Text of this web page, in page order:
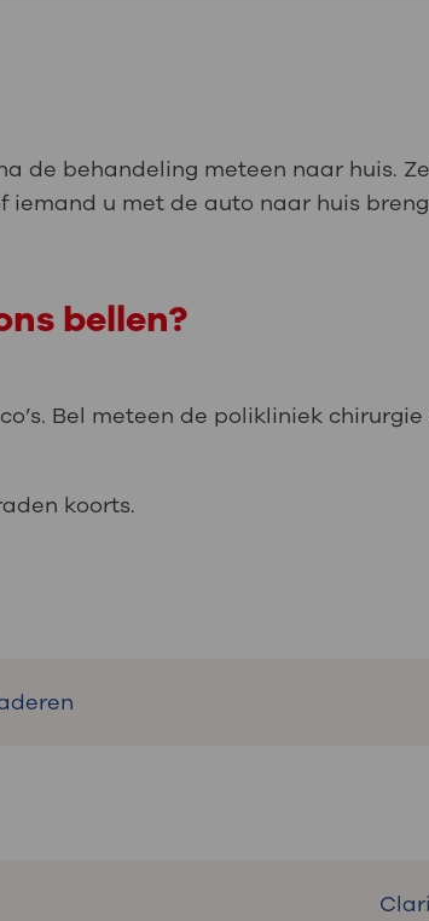
de behandeling meteen naar huis.
iemand u met de auto naar huis
bellen?
Bel meteen de polikliniek
koorts.